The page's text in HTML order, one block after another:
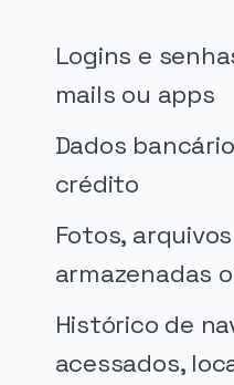
Logins e
mails ou apps
Dados
crédito
Fotos,
armazenadas
Histórico de
acessados,